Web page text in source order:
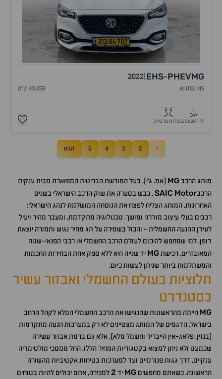
MG
EHS-PHEV
2022
₪103,145 43,859 ק"מ
1
יד ראשונהבעלות פרטית
1
2
3
4
5 הבא
מותג הרכבMG (אמ. ג'י), בעל המורשת הבריטית המפוארת מבית ענקית
הרכב
SAIC Motor
, כבש בסערה את שוק הרכב הישראלי בשנים
האחרונות. המותג הצליח לפצח את הנוסחה המושלמת לנהג הישראלי:
רכבים בעלי עיצוב מודרני ומושך, טכנולוגיה מתקדמת, ומעבר מהיר ויעיל
לעידן ההנעה החשמלית - והכול בשמירה על תג מחיר נגיש ותמורה יוצאת
דופן. למי שמחפש להיכנס לעולם הרכב החשמלי או רכבי הפנאי-שטח
המאובזרים, רכישתMG יד שנייה היא ללא ספק אחת הבחירות החכמות
והמשתלמות ביותר שניתן לעשות כיום.
חלוציות בעולם החשמלי ואבזור עשיר
כסטנדרט
MG הייתה מהראשונות שהנגישו את הרכב החשמלי המלא לקהל הרחב
בישראל. הדגמים של המותג מצטיינים לא רק במערכות הנעה מתקדמות
(בנזין, פלאג-אין הייבריד וחשמל מלא), אלא גם ברמת אבזור עשירה
שכמעט ולא ניתן למצוא בקטגוריות המחיר הללו. החל ממסכי מולטימדיה
ענקיים, דרך גגות פנורמיים ועד למערכות בטיחות אקטיביות מהשורה
הראשונה. כשאתם מחפשים MG יד 2למכירה, אתם יכולים להיות בטוחים